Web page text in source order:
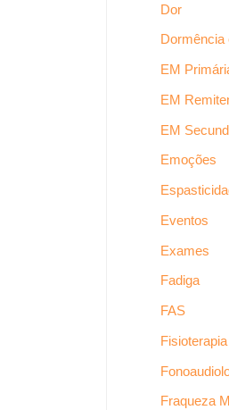
Dor
Dormência
EM
EM
EM
Emoções
Eventos
Exames
Fadiga
FAS
Fisioterapia
Fraqueza